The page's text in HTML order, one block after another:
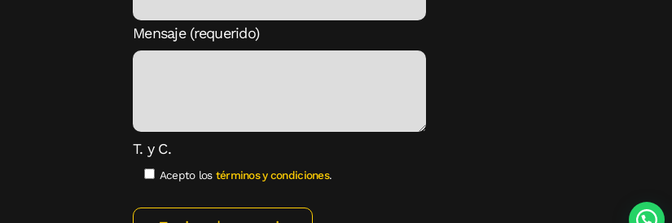
Mensaje (requerido)
T. y C.
Acepto los términos y condiciones.